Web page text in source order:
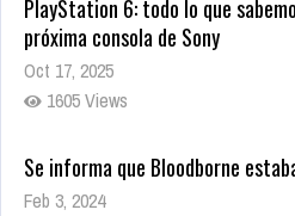
PlayStation 6: todo lo que
próxima consola de Sony
Oct 17, 2025
1605 Views
Se informa que Bloodborne
Feb 3, 2024